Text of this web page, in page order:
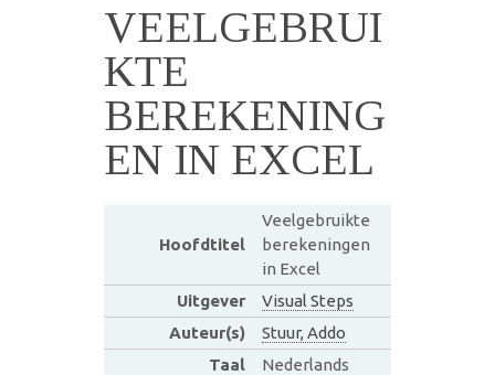
VEELGEBRUI
KTE
BEREKENING
EN IN EXCEL
Hoofdtitel
Veelgebruikte
berekeningen
in Excel
Uitgever
Visual Steps
Auteur(s)
Stuur, Addo
Taal
Nederlands